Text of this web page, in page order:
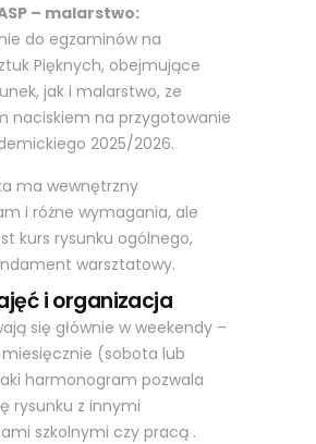
– malarstwo:
do egzaminów na
Pięknych, obejmujące
jak i malarstwo, ze
naciskiem na przygotowanie
2025/2026.
ma wewnętrzny
i różne wymagania, ale
kurs rysunku ogólnego,
warsztatowy.
i organizacja
się głównie w weekendy –
(sobota lub
harmonogram pozwala
rysunku z innymi
szkolnymi czy pracą .